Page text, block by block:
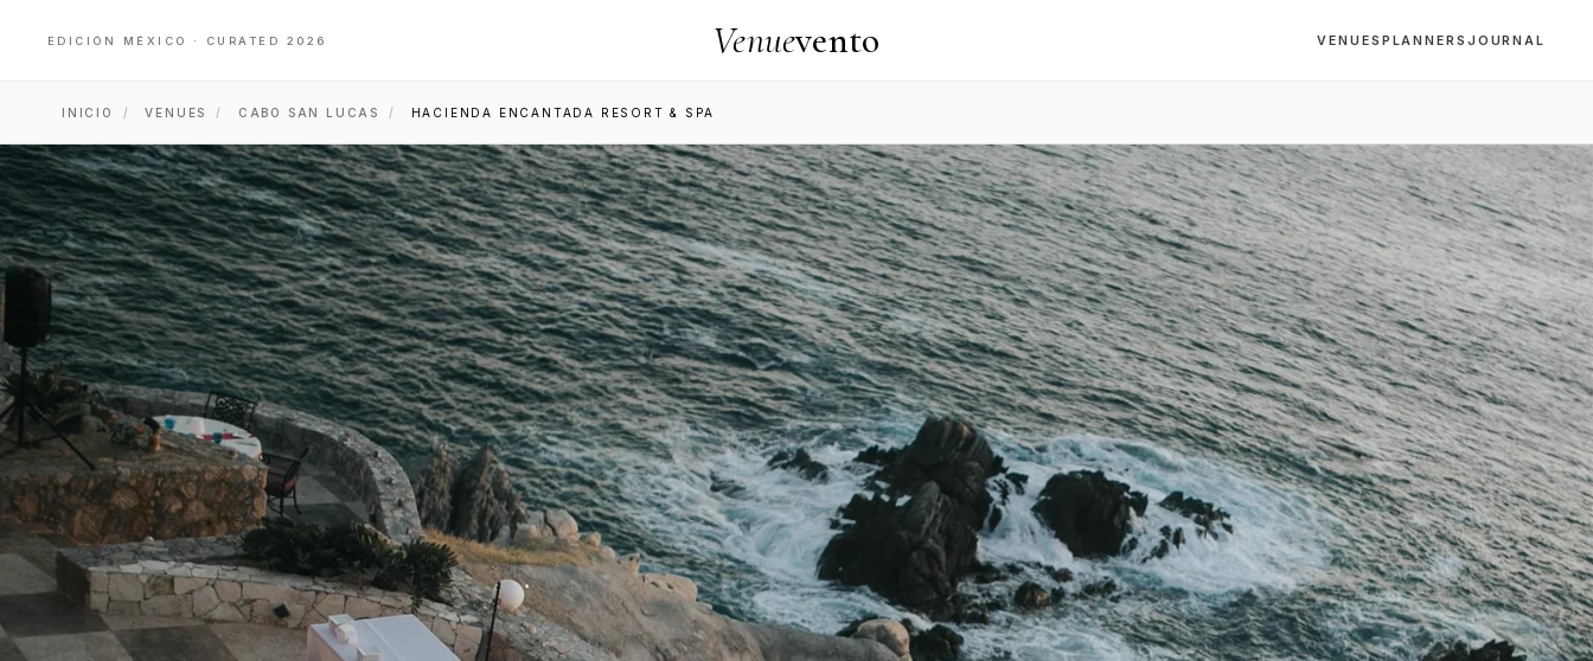
EDICIÓN MÉXICO · CURATED 2026 Venuevento VENUES PLANNERS JOURNAL
INICIO / VENUES / CABO SAN LUCAS / HACIENDA ENCANTADA RESORT & SPA